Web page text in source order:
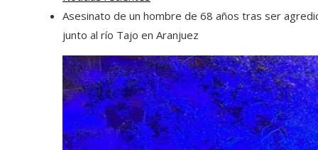
Asesinato de un hombre de 68 años tras ser
junto al río Tajo en Aranjuez